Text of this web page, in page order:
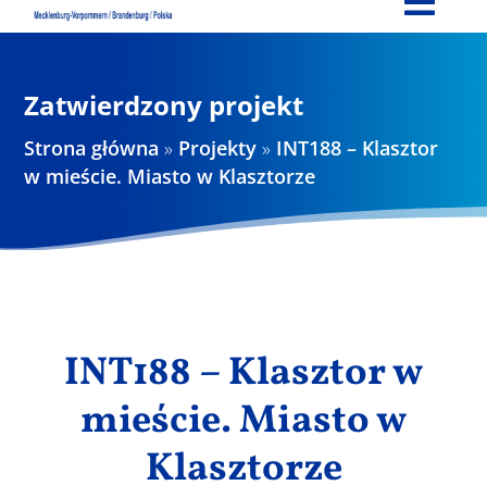
Projekty
Zatwierdzony projekt
Strona główna » Projekty » INT188 – Klasztor
w mieście. Miasto w Klasztorze
INT188 – Klasztor w
mieście. Miasto w
Klasztorze